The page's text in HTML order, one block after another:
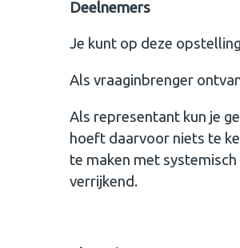
Deelnemers
Je kunt op deze
Als vraaginbrenger
Als representant kun je
hoeft daarvoor niets te
te maken met
verrijkend.